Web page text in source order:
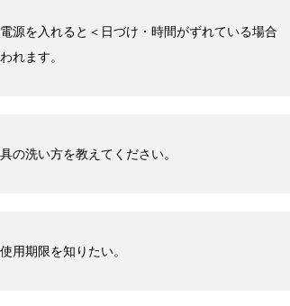
源を入れると＜日づけ・時間がずれている場合
れます。
の洗い方を教えてください。
用期限を知りたい。